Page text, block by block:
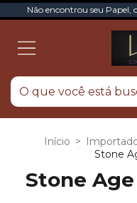
Não encontrou seu Papel,
Início >
Stone
Stone